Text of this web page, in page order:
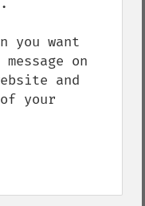
you want
on
and
your